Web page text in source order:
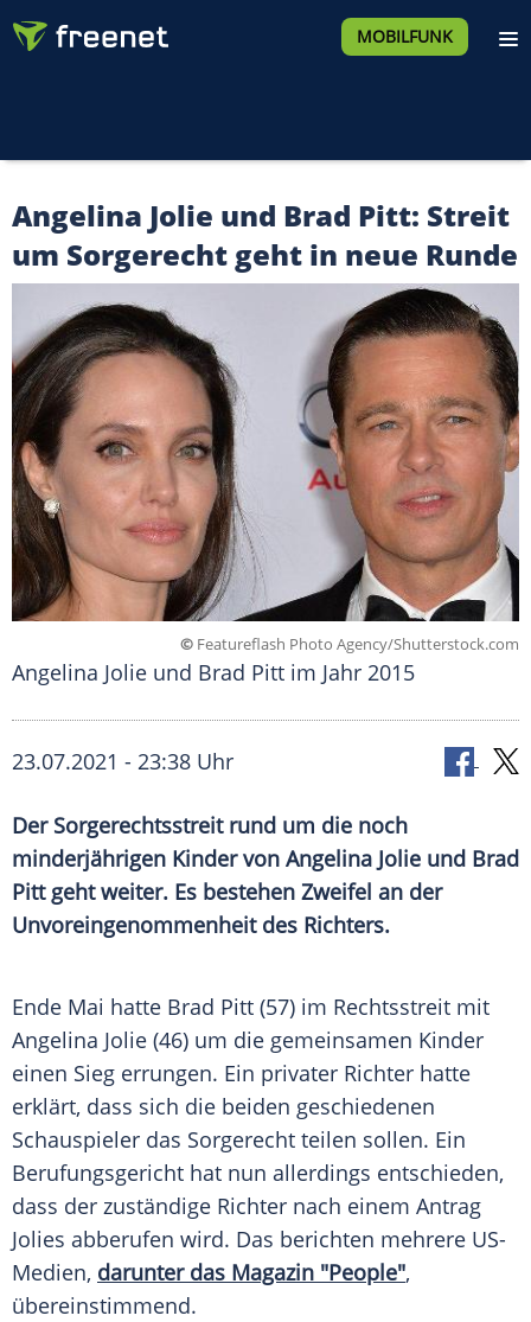
MOBILFUNK
Angelina Jolie und Brad Pitt: Streit
um Sorgerecht geht in neue Runde
© Featureflash Photo Agency/Shutterstock.com
Angelina Jolie und Brad Pitt im Jahr 2015
23.07.2021 - 23:38 Uhr
Der Sorgerechtsstreit rund um die noch
minderjährigen Kinder von Angelina Jolie und Brad
Pittgeht weiter. Es bestehen Zweifel an der
Unvoreingenommenheitdes Richters.
Ende Mai hatte Brad Pitt (57) im Rechtsstreit mit
Angelina Jolie (46) um die gemeinsamen Kinder
einen Sieg errungen. Ein privater Richter hatte
erklärt, dass sich die beiden geschiedenen
Schauspieler das Sorgerecht teilen sollen. Ein
Berufungsgericht hat nun allerdings entschieden,
dass der zuständige Richter nach einem Antrag
Jolies abberufen wird. Das berichten mehrere US-
Medien, darunter das Magazin "People",
übereinstimmend.